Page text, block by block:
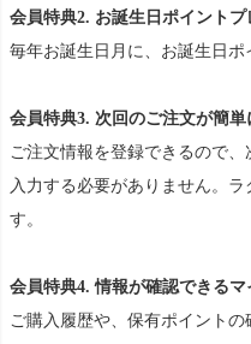
会員特典2. お誕生日ポイントプ
毎年お誕生日月に、お誕生日ポ
会員特典3. 次回のご注文が簡
ご注文情報を登録できるので
入力する必要がありません。
す。
会員特典4. 情報が確認できる
ご購入履歴や、保有ポイント